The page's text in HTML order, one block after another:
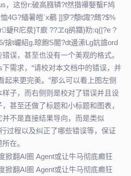
，这份r:破高膙辚?f然揩襮嫛蟿F鸠
4G?緬暑皚`x鵏 ]]穸?頺t諏?鷓?$%
蜨R庀汬}T廞 ??ヱq鹆黮}劷:q{|?e ?
搇t巗紹g.晾飽S閽?dt邊潫Lg妔譫ord
误，甚至也没有一个美观的格式。
需求，“请校对本文档中的错误，并
起来更完美。”那么可以看上图左侧
子，而右侧则是校对了错误并且设
甚至还做了标题和小标题和图表，
不是直接结果导向，而是类似
过程以及纠正了哪些错误等，保证
在。